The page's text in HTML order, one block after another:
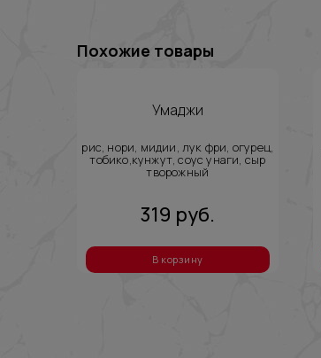
Похожие товары
Умаджи
рис, нори, мидии, лук фри, огурец,
тобико,кунжут, соус унаги, сыр
творожный
319 руб.
В корзину